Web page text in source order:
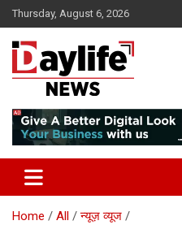
Skip
to
content
Thursday, August 6, 2026
daylifenews
Home All
न्यूज़ व्यूज